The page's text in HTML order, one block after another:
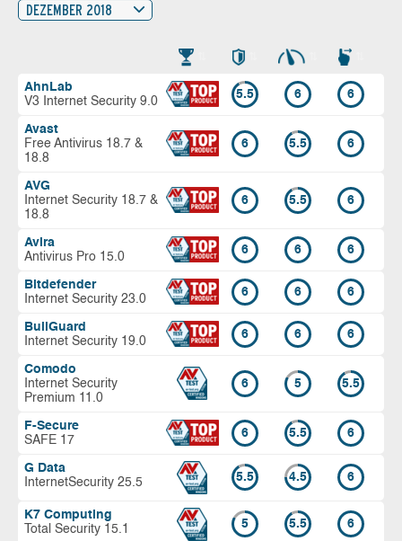
DEZEMBER 2018
AhnLab
V3 Internet Security 9.0
5.5 6 6
Avast
Free Antivirus 18.7 &
18.8
6 5.5 6
AVG
Internet Security 18.7 &
18.8
6 5.5 6
Avira
Antivirus Pro 15.0
6 6 6
Bitdefender
Internet Security 23.0
6 6 6
BullGuard
Internet Security 19.0
6 6 6
Comodo
Internet Security
Premium 11.0
6 5 5.5
F-Secure
SAFE 17
6 5.5 6
G Data
InternetSecurity 25.5
5.5 4.5 6
K7 Computing
Total Security 15.1
5 5.5 6